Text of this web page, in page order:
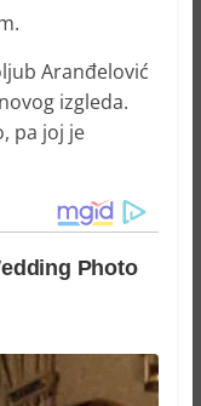
Aranđelović
izgleda.
pa joj je